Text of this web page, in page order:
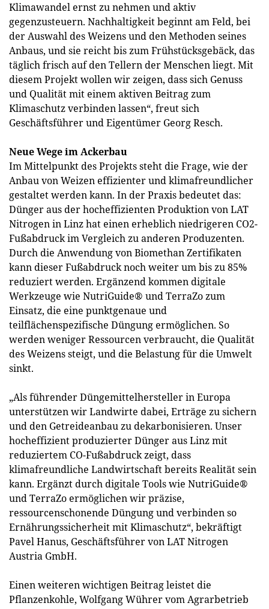
Klimawandel ernst zu nehmen und aktiv
gegenzusteuern. Nachhaltigkeit beginnt am Feld, bei
der Auswahl des Weizens und den Methoden seines
Anbaus, und sie reicht bis zum Frühstücksgebäck, das
täglich frisch auf den Tellern der Menschen liegt. Mit
diesem Projekt wollen wir zeigen, dass sich Genuss
und Qualität mit einem aktiven Beitrag zum
Klimaschutz verbinden lassen“, freut sich
Geschäftsführer und Eigentümer Georg Resch.
Neue Wege im Ackerbau
Im Mittelpunkt des Projekts steht die Frage, wie der
Anbau von Weizen effizienter und klimafreundlicher
gestaltet werden kann. In der Praxis bedeutet das:
Dünger aus der hocheffizienten Produktion von LAT
Nitrogen in Linz hat einen erheblich niedrigeren CO2-
Fußabdruck im Vergleich zu anderen Produzenten.
Durch die Anwendung von Biomethan Zertifikaten
kann dieser Fußabdruck noch weiter um bis zu 85%
reduziert werden. Ergänzend kommen digitale
Werkzeuge wie NutriGuide® und TerraZo zum
Einsatz, die eine punktgenaue und
teilflächenspezifische Düngung ermöglichen. So
werden weniger Ressourcen verbraucht, die Qualität
des Weizens steigt, und die Belastung für die Umwelt
sinkt.
„Als führender Düngemittelhersteller in Europa
unterstützen wir Landwirte dabei, Erträge zu sichern
und den Getreideanbau zu dekarbonisieren. Unser
hocheffizient produzierter Dünger aus Linz mit
reduziertem CO-Fußabdruck zeigt, dass
klimafreundliche Landwirtschaft bereits Realität sein
kann. Ergänzt durch digitale Tools wie NutriGuide®
und TerraZo ermöglichen wir präzise,
ressourcenschonende Düngung und verbinden so
Ernährungssicherheit mit Klimaschutz“, bekräftigt
Pavel Hanus, Geschäftsführer von LAT Nitrogen
Austria GmbH.
Einen weiteren wichtigen Beitrag leistet die
Pflanzenkohle, Wolfgang Wührer vom Agrarbetrieb